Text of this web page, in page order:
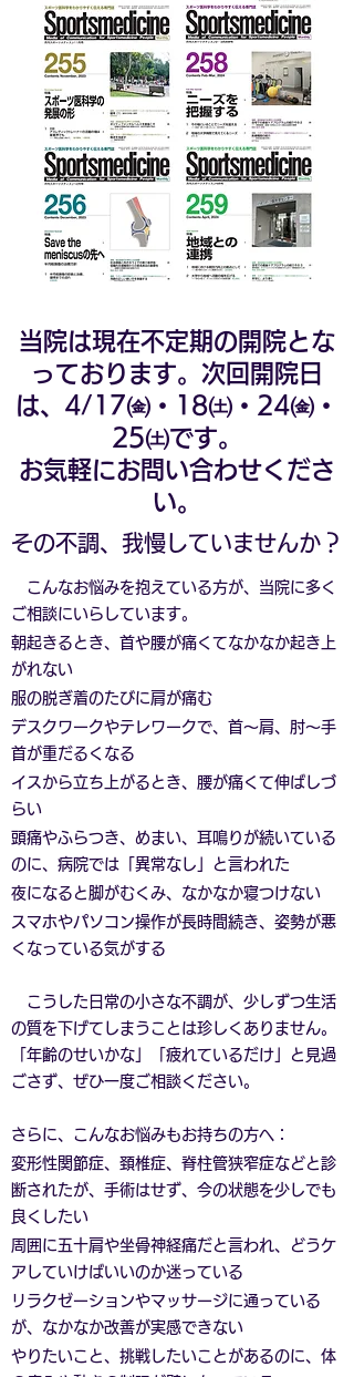
当院は現在不定期の開院とな
っております。次回開院日
は、4/17㈮・18㈯・24㈮・
25㈯です。
​お気軽にお問い合わせくださ
い。
その不調、我慢していませんか？
こんなお悩みを抱えている方が、当院に多く
ご相談にいらしています。
朝起きるとき、首や腰が痛くてなかなか起き上
がれない
服の脱ぎ着のたびに肩が痛む
デスクワークやテレワークで、首〜肩、肘〜手
首が重だるくなる
イスから立ち上がるとき、腰が痛くて伸ばしづ
らい
頭痛やふらつき、めまい、耳鳴りが続いている
のに、病院では「異常なし」と言われた
夜になると脚がむくみ、なかなか寝つけない
スマホやパソコン操作が長時間続き、姿勢が悪
くなっている気がする
こうした日常の小さな不調が、少しずつ生活
の質を下げてしまうことは珍しくありません。
「年齢のせいかな」「疲れているだけ」と見過
ごさず、ぜひ一度ご相談ください。
さらに、こんなお悩みもお持ちの方へ：
変形性関節症、頚椎症、脊柱管狭窄症などと診
断されたが、手術はせず、今の状態を少しでも
良くしたい
周囲に五十肩や坐骨神経痛だと言われ、どうケ
アしていけばいいのか迷っている
リラクゼーションやマッサージに通っている
が、なかなか改善が実感できない
やりたいこと、挑戦したいことがあるのに、体